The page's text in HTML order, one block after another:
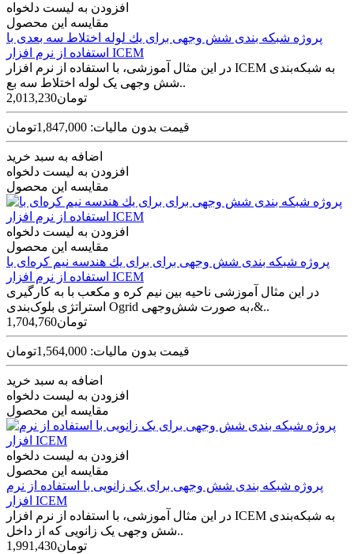
افزودن به لیست دلخواه
مقایسه این محصول
پروژه شبکه بندی شش وجهی برای يك لوله اختلاط سه بعدی با
استفاده از نرم افزار ICEM
در این مثال آموزشی، با استفاده از نرم افزار ICEM به شبکه‌بندی
شش وجهی یک لوله اختلاط سه بع..
2,013,230تومان
قیمت بدون مالیات: 1,847,000تومان
اضافه به سبد خرید
افزودن به لیست دلخواه
مقایسه این محصول
افزودن به لیست دلخواه
مقایسه این محصول
پروژه شبکه بندی شش وجهی برای برای يك هندسه نیم کره‌ای با
استفاده از نرم افزار ICEM
در این مثال آموزشی ناحیه بین نیم کره و مکعب با به کارگیری
استراتژی بلوک‌بندی Ogrid به صورت شش‌وجهی،&..
1,704,760تومان
قیمت بدون مالیات: 1,564,000تومان
اضافه به سبد خرید
افزودن به لیست دلخواه
مقایسه این محصول
افزودن به لیست دلخواه
مقایسه این محصول
پروژه شبکه بندی شش وجهی برای یک زانویی با استفاده از نرم
افزار ICEM
در این مثال آموزشی، با استفاده از نرم افزار ICEM به شبکه‌بندی
شش وجهی یک زانویی که از داخل..
1,991,430تومان